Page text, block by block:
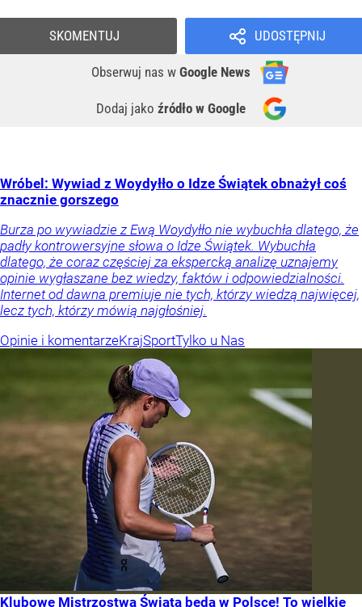
UDOSTĘPNIJ
Obserwuj nas w Google News
Dodaj jako źródło w Google
SKOMENTUJ
Wróbel: Wywiad z Woydyłło o Idze Świątek obnażył coś
znacznie gorszego
Burza po wywiadzie z Ewą Woydyłło nie wybuchła dlatego, że
padły kontrowersyjne słowa o Idze Świątek. Wybuchła
dlatego, że coraz częściej za ekspercką analizę uznajemy
opinie wygłaszane bez wiedzy, faktów i odpowiedzialności.
Internet od dawna premiuje nie tych, którzy wiedzą najwięcej,
lecz tych, którzy mówią najgłośniej.
Opinie i komentarzeKrajSportTylko u Nas
Klubowe Mistrzostwa Świata będą w Polsce! To wielkie